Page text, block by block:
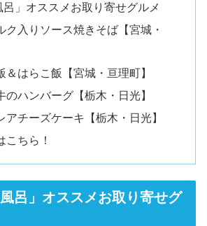
呂」オススメお取り寄せグルメ
ク入りソース焼きそば【宮城・
＆はらこ飯【宮城・亘理町】
のハンバーグ【栃木・日光】
アチーズケーキ【栃木・日光】
こちら！
風呂」オススメお取り寄せグ